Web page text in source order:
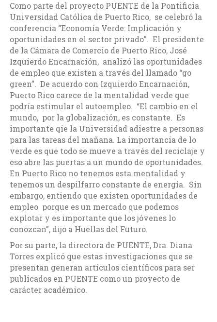
Como parte del proyecto PUENTE de la Pontificia
Universidad Católica de Puerto Rico, se celebró la
conferencia “Economía Verde: Implicación y
oportunidades en el sector privado”. El presidente
de la Cámara de Comercio de Puerto Rico, José
Izquierdo Encarnación, analizó las oportunidades
de empleo que existen a través del llamado “go
green”. De acuerdo con Izquierdo Encarnación,
Puerto Rico carece de la mentalidad verde que
podría estimular el autoempleo. “El cambio en el
mundo, por la globalización, es constante. Es
importante qie la Universidad adiestre a personas
para las tareas del mañana. La importancia de lo
verde es que todo se mueve a través del reciclaje y
eso abre las puertas a un mundo de oportunidades.
En Puerto Rico no tenemos esta mentalidad y
tenemos un despilfarro constante de energía. Sin
embargo, entiendo que existen oportunidades de
empleo porque es un mercado que podemos
explotar y es importante que los jóvenes lo
conozcan”, dijo a Huellas del Futuro.
Por su parte, la directora de PUENTE, Dra. Diana
Torres explicó que estas investigaciones que se
presentan generan artículos científicos para ser
publicados en PUENTE como un proyecto de
carácter académico.